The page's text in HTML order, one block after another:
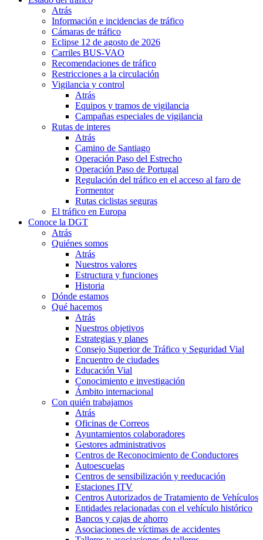
Atrás
Información e incidencias de tráfico
Cámaras de tráfico
Eclipse 12 de agosto de 2026
Carriles BUS-VAO
Recomendaciones de tráfico
Restricciones a la circulación
Vigilancia y control
Atrás
Equipos y tramos de vigilancia
Campañas especiales de vigilancia
Rutas de interes
Atrás
Camino de Santiago
Operación Paso del Estrecho
Operación Paso de Portugal
Regulación del tráfico en el acceso al faro de
Formentor
Rutas ciclistas seguras
El tráfico en Europa
Conoce la DGT
Atrás
Quiénes somos
Atrás
Nuestros valores
Estructura y funciones
Historia
Dónde estamos
Qué hacemos
Atrás
Nuestros objetivos
Estrategias y planes
Consejo Superior de Tráfico y Seguridad Vial
Encuentro de ciudades
Educación Vial
Conocimiento e investigación
Ámbito internacional
Con quién trabajamos
Atrás
Oficinas de Correos
Ayuntamientos colaboradores
Gestores administrativos
Centros de Reconocimiento de Conductores
Autoescuelas
Centros de sensibilización y reeducación
Estaciones ITV
Centros Autorizados de Tratamiento de Vehículos
Entidades relacionadas con el vehículo histórico
Bancos y cajas de ahorro
Asociaciones de víctimas de accidentes